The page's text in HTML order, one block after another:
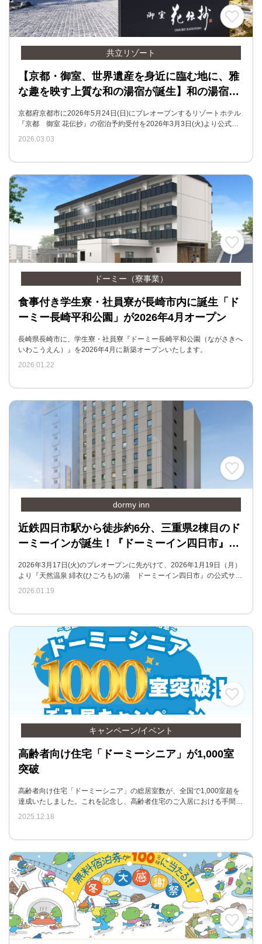
共立リゾート
【京都・御室、世界遺産を身近に臨む地に、雅
な趣を映す上質な和の湯宿が誕生】和の湯宿…
京都府京都市に2026年5月24日(日)にプレオープンするリゾートホテル
『京都 御室 花伝抄』の宿泊予約受付を2026年3月3日(火)より公式…
2026.03.03
ドーミー（寮事業）
食事付き学生寮・社員寮が長崎市内に誕生「ド
ーミー長崎平和公園」が2026年4月オープン
長崎県長崎市に、学生寮・社員寮『ドーミー長崎平和公園（ながさきへ
いわこうえん）』を2026年4月に新築オープンいたします。
2026.01.22
dormy inn
近鉄四日市駅から徒歩約6分、三重県2棟目のド
ーミーインが誕生！『ドーミーイン四日市』…
2026年3月17日(火)のプレオープンに先がけて、2026年1月19日（月）
より『天然温泉 緋衣(ひごろも)の湯 ドーミーイン四日市』の公式サ…
2026.01.19
キャンペーン/イベント
高齢者向け住宅「ドーミーシニア」が1,000室
突破
高齢者向け住宅「ドーミーシニア」の総居室数が、全国で1,000室超を
達成いたしました。これを記念し、高齢者住宅のご入居における手間…
2025.12.18